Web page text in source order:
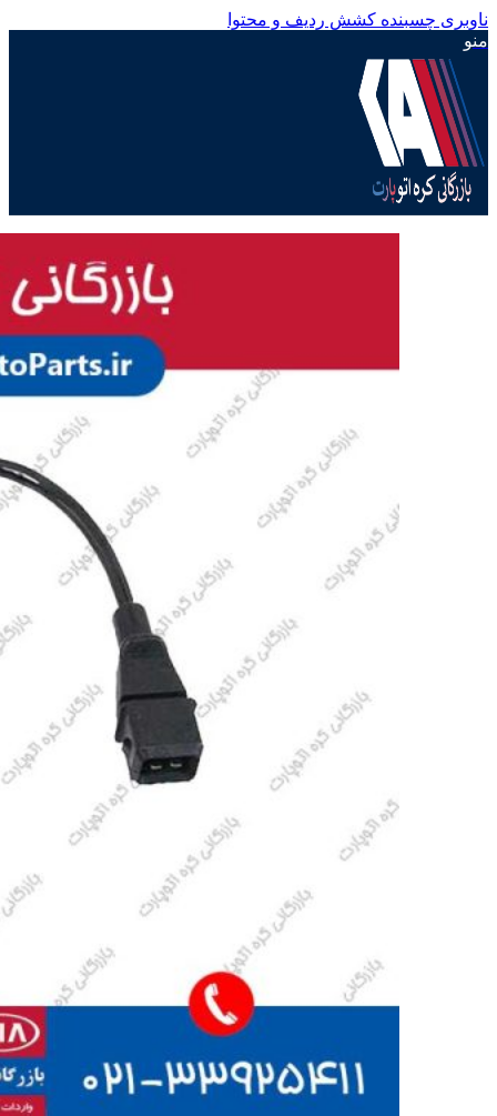
ناوبری چسبنده کشش ردیف و محتوا
منو